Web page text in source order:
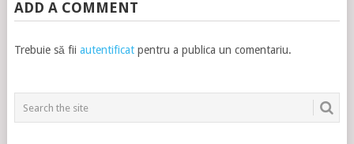
ADD A COMMENT
Trebuie să fii autentificatpentru a publica un comentariu.